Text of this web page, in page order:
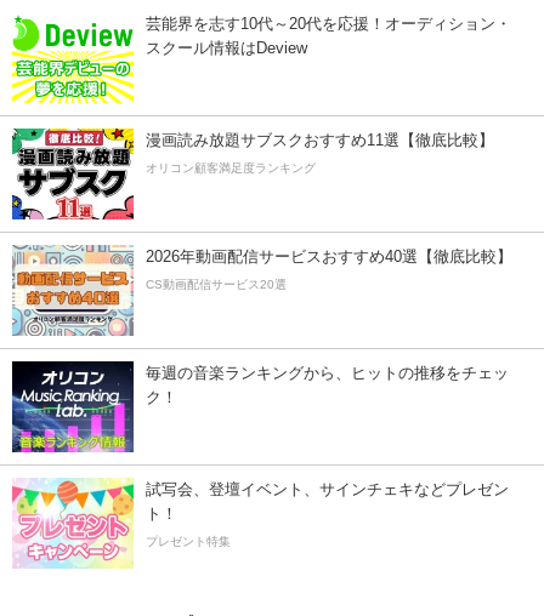
芸能界を志す10代～20代を応援！オーディション・
スクール情報はDeview
漫画読み放題サブスクおすすめ11選【徹底比較】
オリコン顧客満足度ランキング
2026年動画配信サービスおすすめ40選【徹底比較】
CS動画配信サービス20選
毎週の音楽ランキングから、ヒットの推移をチェッ
ク！
試写会、登壇イベント、サインチェキなどプレゼン
ト！
プレゼント特集